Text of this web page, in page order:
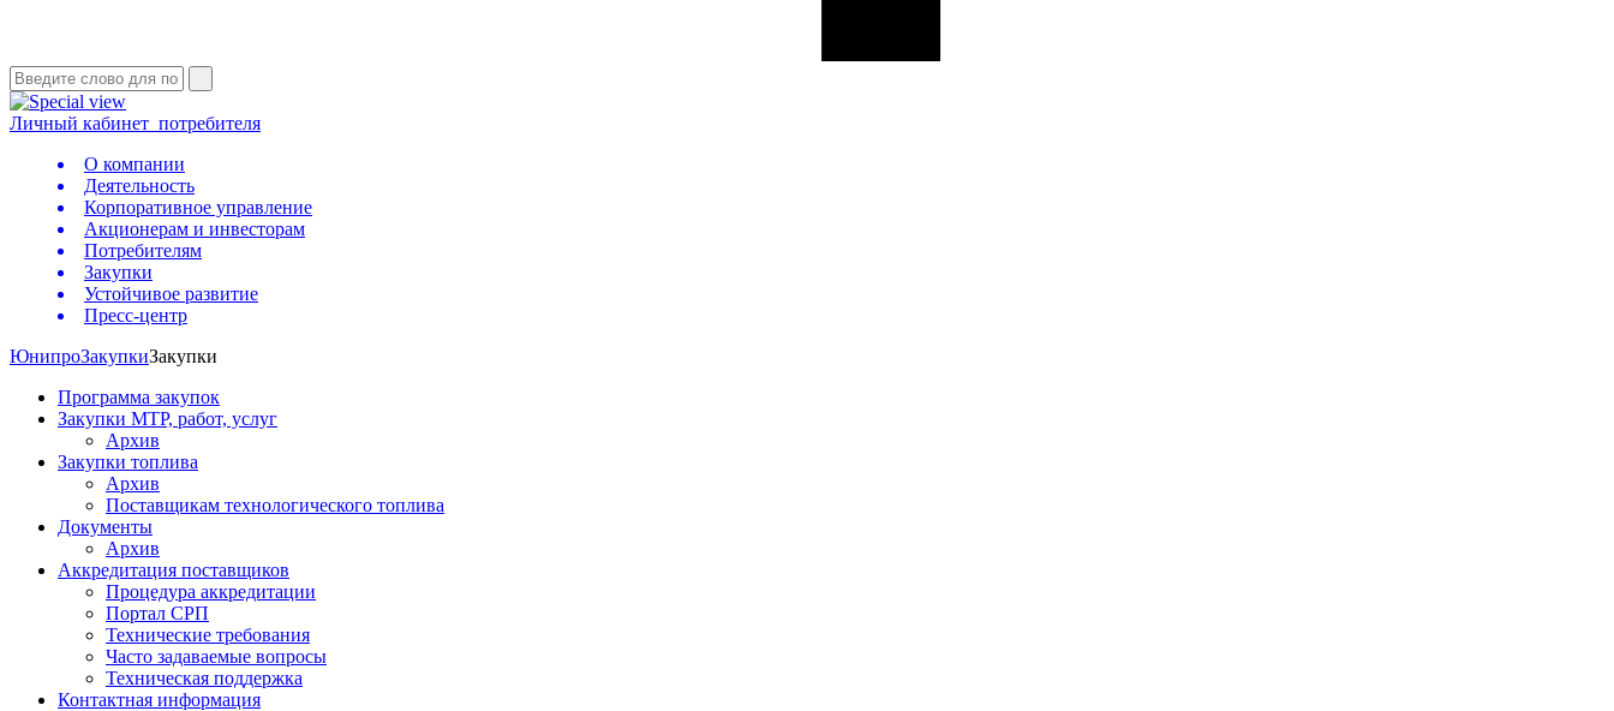
Личный кабинет потребителя
О компании
Деятельность
Корпоративное управление
Акционерам и инвесторам
Потребителям
Закупки
Устойчивое развитие
Пресс-центр
ЮнипроЗакупкиЗакупки
Программа закупок
Закупки МТР, работ, услуг
Архив
Закупки топлива
Архив
Поставщикам технологического топлива
Документы
Архив
Аккредитация поставщиков
Процедура аккредитации
Портал СРП
Технические требования
Часто задаваемые вопросы
Техническая поддержка
Контактная информация